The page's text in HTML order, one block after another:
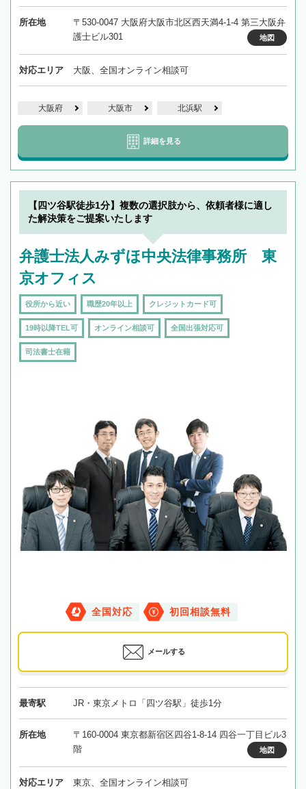
所在地
〒530-0047 大阪府大阪市北区西天満4-1-4 第三大阪弁
護士ビル301
地図
対応エリア 大阪、全国オンライン相談可
大阪府 大阪市 北浜駅
詳細を見る
【四ツ谷駅徒歩1分】複数の選択肢から、依頼者様に適し
た解決策をご提案いたします
弁護士法人みずほ中央法律事務所 東
京オフィス
役所から近い 職歴20年以上 クレジットカード可
19時以降TEL可 オンライン相談可 全国出張対応可
司法書士在籍
全国対応 初回相談無料
メールする
最寄駅 JR・東京メトロ「四ツ谷駅」徒歩1分
所在地
〒160-0004 東京都新宿区四谷1-8-14 四谷一丁目ビル3
階
地図
対応エリア 東京、全国オンライン相談可